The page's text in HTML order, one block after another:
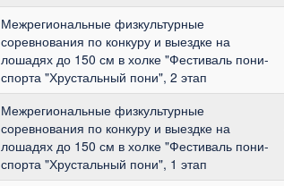
Межрегиональные физкультурные
соревнования по конкуру и выездке на
лошадях до 150 см в холке "Фестиваль пони-
спорта "Хрустальный пони", 2 этап
Межрегиональные физкультурные
соревнования по конкуру и выездке на
лошадях до 150 см в холке "Фестиваль пони-
спорта "Хрустальный пони", 1 этап